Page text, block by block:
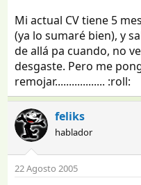
Mi actual CV tiene 5
(ya lo sumaré bien), y
de allá pa cuando, no
desgaste. Pero me
remojar.................. :roll:
feliks
hablador
22 Agosto 2005